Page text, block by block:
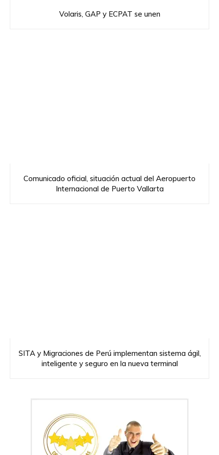
Volaris, GAP y ECPAT se unen
Comunicado oficial, situación actual del Aeropuerto
Internacional de Puerto Vallarta
SITA y Migraciones de Perú implementan sistema ágil,
inteligente y seguro en la nueva terminal